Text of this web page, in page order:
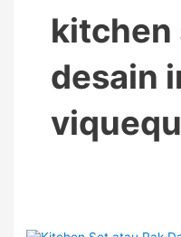
kitchen
desain